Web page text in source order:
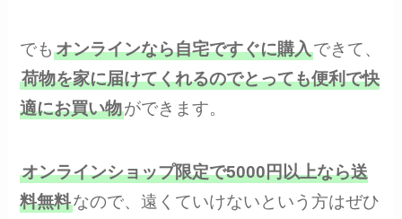
でもオンラインなら自宅ですぐに購入できて、
荷物を家に届けてくれるのでとっても便利で快
適にお買い物ができます。
オンラインショップ限定で5000円以上なら送
料無料なので、遠くていけないという方はぜひ